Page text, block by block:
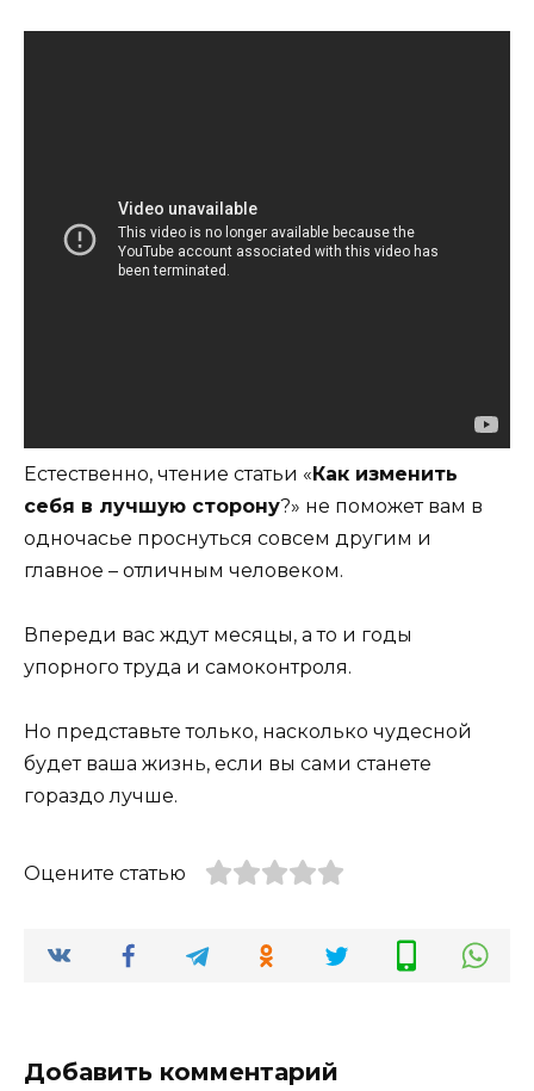
Естественно, чтение статьи «Как изменить
себя в лучшую сторону?» не поможет вам в
одночасье проснуться совсем другим и
главное – отличным человеком.
Впереди вас ждут месяцы, а то и годы
упорного труда и самоконтроля.
Но представьте только, насколько чудесной
будет ваша жизнь, если вы сами станете
гораздо лучше.
Оцените статью
Добавить комментарий